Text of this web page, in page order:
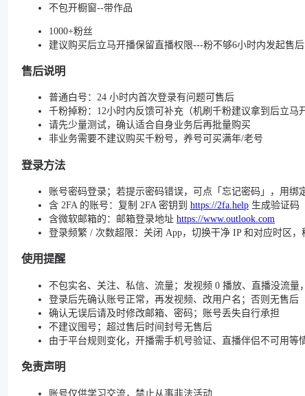
不包开橱窗--带作品
1000+粉丝
建议购买后立马开播保留直播权限---粉不够6小时内发起售后
售后说明
普通白号：24 小时内首次登录有问题可售后
千粉掉粉：12小时内反馈可补充（机刷千粉建议拿到后立马
请先少量测试，确认适合自身业务后再批量购买
非业务需要不建议购买千粉号，养号可买满年/老号
登录方法
账号密码登录；若提示密码错误，可点「忘记密码」，用绑
含 2FA 的账号：复制 2FA 密钥到 https://2fa.help 生成验证码
含微软邮箱的：邮箱登录地址 https://www.outlook.com
登录频繁 / 次数超限：关闭 App，切换干净 IP 和对应时区，
使用提醒
不包实名、关注、私信、流量；发视频 0 播放、直播没流量
登录后先确认账号正常，再发视频、改用户名；否则无售后
确认无误后请及时修改邮箱、密码；账号丢失自行承担
不建议囤号；超过售后时间封号无售后
由于平台规则变化，开播需手机号验证、直播伴侣不可用等
免责声明
账号仅供学习交流，禁止从事非法活动